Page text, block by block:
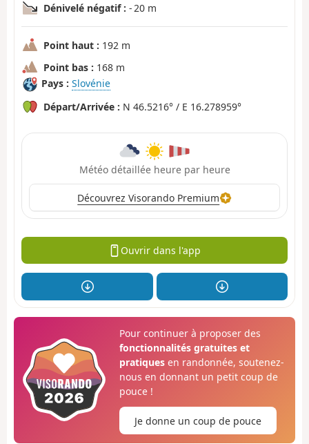
Dénivelé négatif : - 20 m
Point haut : 192 m
Point bas : 168 m
Pays : Slovénie
Départ/Arrivée : N 46.5216° / E 16.278959°
Météo détaillée heure par heure
Découvrez Visorando Premium
Ouvrir dans l'app
Pour continuer à proposer des
fonctionnalités gratuites et
pratiquesen randonnée, soutenez-
nous en donnant un petit coup de
pouce !
Je donne un coup de pouce